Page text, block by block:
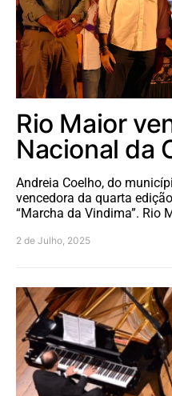
Rio Maior
Nacional da
Andreia Coelho, do
vencedora da quarta
“Marcha da Vindima”. Rio
2 de Julho, 2025